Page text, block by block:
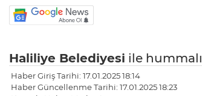
Haliliye Belediyesi ile hummalı
Haber Giriş Tarihi: 17.01.2025 18:14
Haber Güncellenme Tarihi: 17.01.2025 18:23